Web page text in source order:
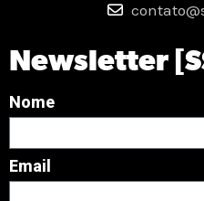
Newsletter
Nome
Email